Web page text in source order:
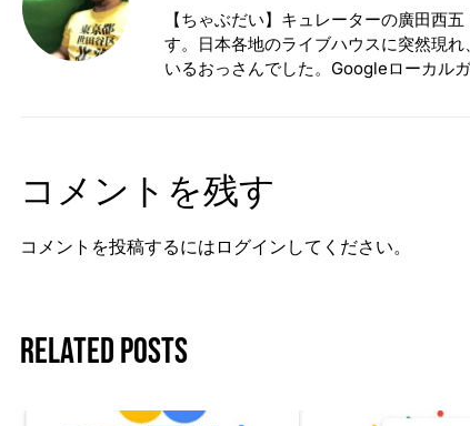
【ちゃぶだい】キュレーターの廣田西
す。日本各地のライブハウスに突然現
いるおっさんでした。Googleローカル
コメントを残す
コメントを投稿するには ログイン してください。
Related Posts